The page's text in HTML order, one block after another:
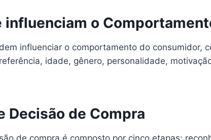
influenciam o
influenciar o comportamento do consumidor,
idade, gênero, personalidade,
Decisão de Compra
de compra é composto por cinco etapas: